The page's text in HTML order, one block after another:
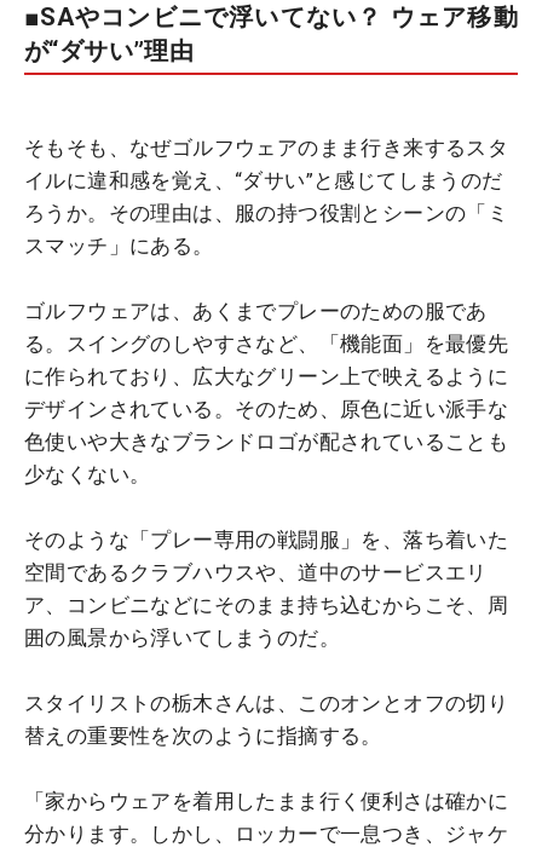
■SAやコンビニで浮いてない？ ウェア移動
が“ダサい”理由
そもそも、なぜゴルフウェアのまま行き来するスタ
イルに違和感を覚え、“ダサい”と感じてしまうのだ
ろうか。その理由は、服の持つ役割とシーンの「ミ
スマッチ」にある。
ゴルフウェアは、あくまでプレーのための服であ
る。スイングのしやすさなど、「機能面」を最優先
に作られており、広大なグリーン上で映えるように
デザインされている。そのため、原色に近い派手な
色使いや大きなブランドロゴが配されていることも
少なくない。
そのような「プレー専用の戦闘服」を、落ち着いた
空間であるクラブハウスや、道中のサービスエリ
ア、コンビニなどにそのまま持ち込むからこそ、周
囲の風景から浮いてしまうのだ。
スタイリストの栃木さんは、このオンとオフの切り
替えの重要性を次のように指摘する。
「家からウェアを着用したまま行く便利さは確かに
分かります。しかし、ロッカーで一息つき、ジャケ